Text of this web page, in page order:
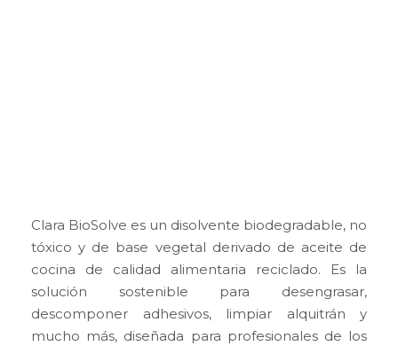
Clara BioSolve es un disolvente biodegradable, no
tóxico y de base vegetal derivado de aceite de
cocina de calidad alimentaria reciclado. Es la
solución sostenible para desengrasar,
descomponer adhesivos, limpiar alquitrán y
mucho más, diseñada para profesionales de los